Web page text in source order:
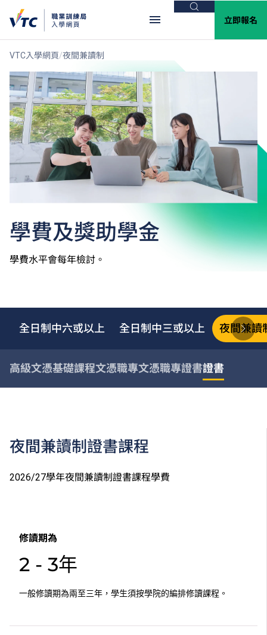
搜尋
立即報名
VTC入學網頁 夜間兼讀制
學費及獎助學金
學費水平會每年檢討。
全日制中六或以上 全日制中三或以上 夜間兼讀
高級文憑基礎課程文憑職專文憑職專證書證書
夜間兼讀制證書課程
2026/27學年夜間兼讀制證書課程學費
修讀期為
2 - 3年
一般修讀期為兩至三年，學生須按學院的編排修讀課程。